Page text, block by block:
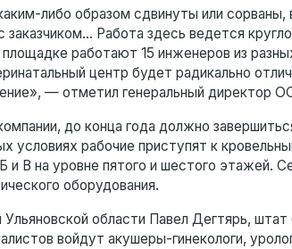
либо образом сдвинуты или сорваны,
Работа здесь ведется
работают 15 инженеров из
центр будет радикально
— отметил генеральный
до конца года должно
условиях рабочие приступят к
и В на уровне пятого и шестого этажей.
оборудования.
Ульяновской области Павел Дегтярь,
войдут акушеры-гинекологи,